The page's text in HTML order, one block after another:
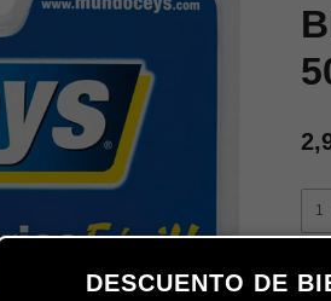
DESCUENTO DE